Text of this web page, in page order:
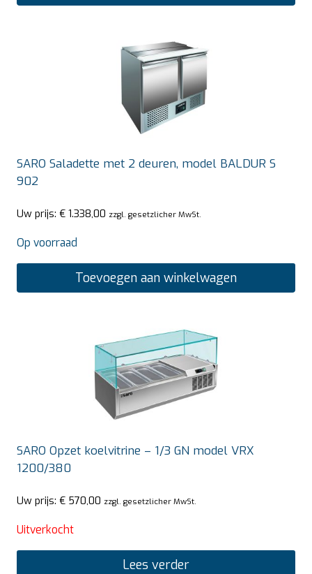
SARO Saladette met 2 deuren, model BALDUR S
902
Uw prijs: € 1.338,00 zzgl. gesetzlicher MwSt.
Op voorraad
Toevoegen aan winkelwagen
SARO Opzet koelvitrine – 1/3 GN model VRX
1200/380
Uw prijs: € 570,00 zzgl. gesetzlicher MwSt.
Uitverkocht
Lees verder